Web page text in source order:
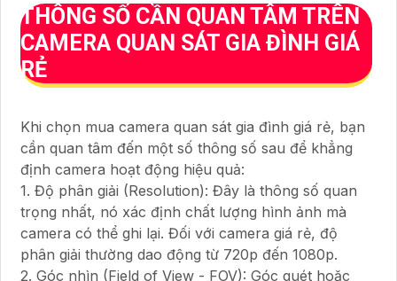
THÔNG SỐ CẦN QUAN TÂM TRÊN
CAMERA QUAN SÁT GIA ĐÌNH GIÁ
RẺ
Khi chọn mua camera quan sát gia đình giá rẻ, bạn
cần quan tâm đến một số thông số sau để khẳng
định camera hoạt động hiệu quả:
1. Độ phân giải (Resolution): Đây là thông số quan
trọng nhất, nó xác định chất lượng hình ảnh mà
camera có thể ghi lại. Đối với camera giá rẻ, độ
phân giải thường dao động từ 720p đến 1080p.
2. Góc nhìn (Field of View - FOV): Góc quét hoặc